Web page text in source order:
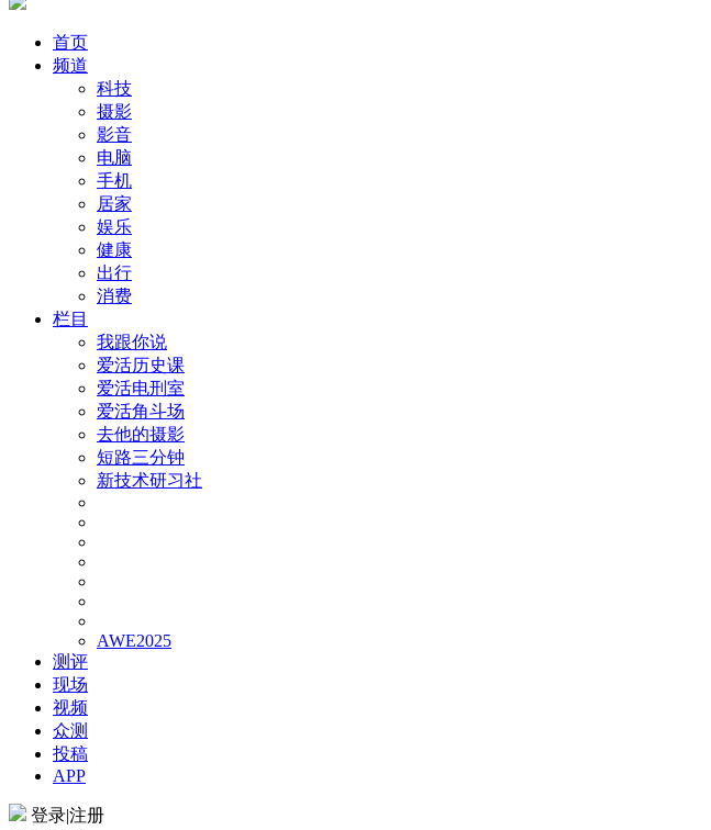
首页
频道
科技
摄影
影音
电脑
手机
居家
娱乐
健康
出行
消费
栏目
我跟你说
爱活历史课
爱活电刑室
爱活角斗场
去他的摄影
短路三分钟
新技术研习社
AWE2025
测评
现场
视频
众测
投稿
APP
登录|注册